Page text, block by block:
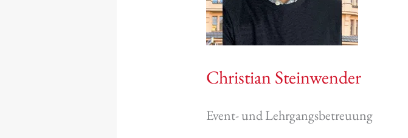
Christian Steinwender
Event- und Lehrgangsbetreuung